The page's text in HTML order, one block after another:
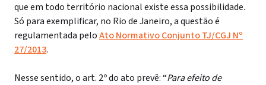
que em todo território nacional existe essa possibilidade.
Só para exemplificar, no Rio de Janeiro, a questão é
regulamentada peloAto Normativo Conjunto TJ/CGJ Nº
27/2013.
Nesse sentido, o art. 2º do ato prevê: “Para efeito de